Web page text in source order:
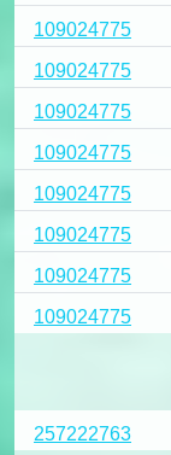
109024775
109024775
109024775
109024775
109024775
109024775
109024775
109024775
257222763